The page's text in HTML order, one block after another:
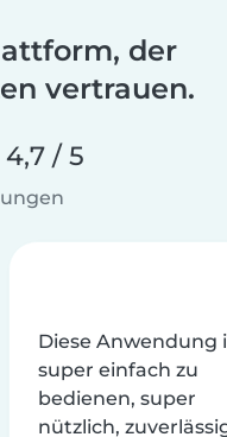
der
vertrauen.
4,7 / 5
Diese Anwendung
super einfach zu
bedienen, super
nützlich,